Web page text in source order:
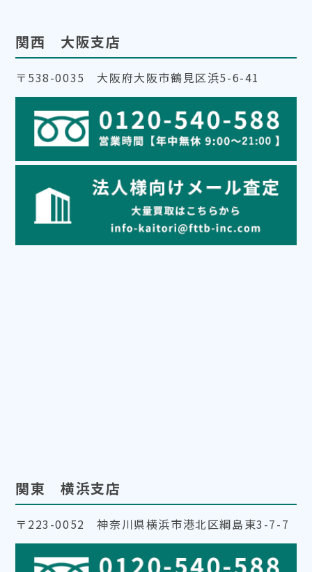
関西 大阪支店
〒538-0035 大阪府大阪市鶴見区浜5-6-41
関東 横浜支店
〒223-0052 神奈川県横浜市港北区綱島東3-7-7